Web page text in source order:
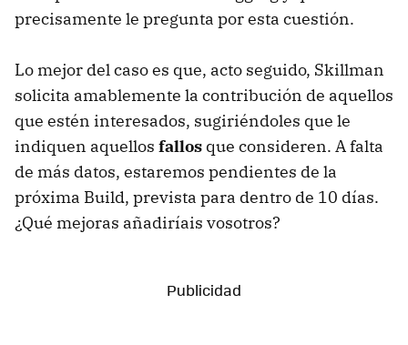
precisamente le pregunta por esta cuestión.
Lo mejor del caso es que, acto seguido, Skillman
solicita amablemente la contribución de aquellos
que estén interesados, sugiriéndoles que le
indiquen aquellos fallos que consideren. A falta
de más datos, estaremos pendientes de la
próxima Build, prevista para dentro de 10 días.
¿Qué mejoras añadiríais vosotros?